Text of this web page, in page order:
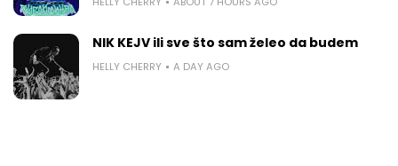
NIK KEJV ili sve što sam želeo da budem
HELLY CHERRY A DAY AGO